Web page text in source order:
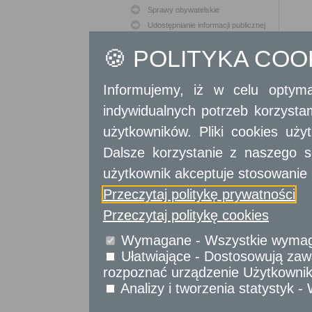
Sprawy obywatelskie
Udostępnianie informacji publicznej
Usługi
urzędów
🍪 POLITYKA
Informujemy, iż w celu
indywidualnych potrzeb
użytkowników. Pliki cookies
Dalsze korzystanie z naszego
użytkownik akceptuje stosowanie
Przeczytaj politykę prywatności
Przeczytaj politykę cookies
Wymagane - Wszystkie
Ułatwiające - Dostosowują
rozpoznać urządzenie
Analizy i tworzenia statystyk -